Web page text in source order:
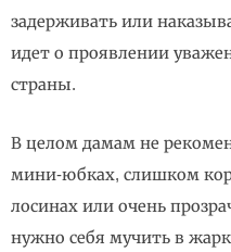
задерживать или
идет о проявлении
страны.
В целом дамам не
мини-юбках, слишком
лосинах или очень
нужно себя мучить в